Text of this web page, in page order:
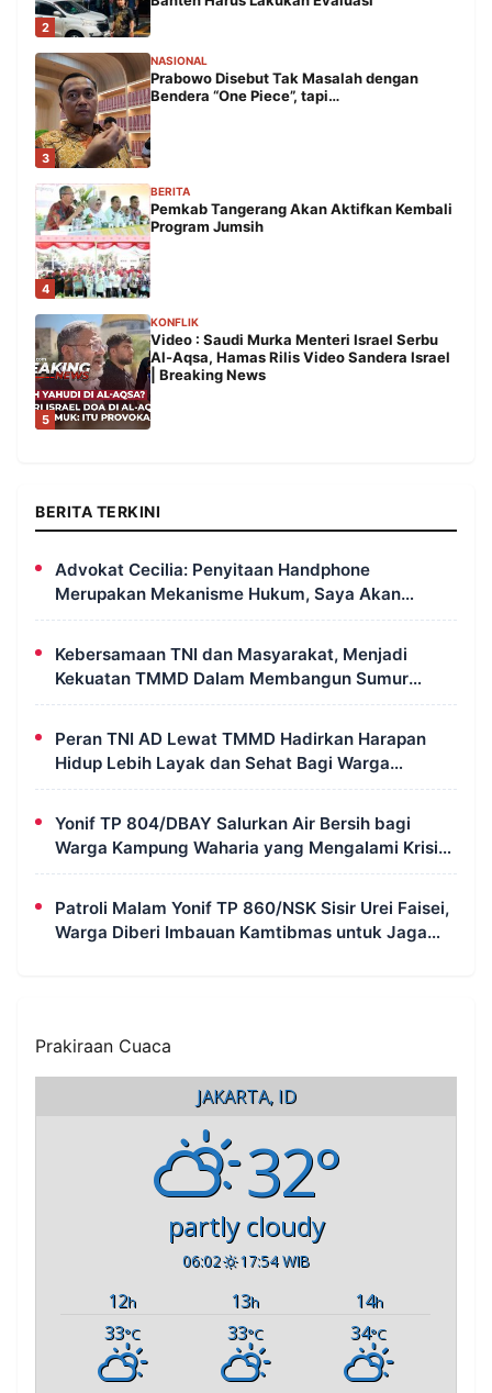
2
3
NASIONAL
Prabowo Disebut Tak Masalah dengan
Bendera “One Piece”, tapi…
4
BERITA
Pemkab Tangerang Akan Aktifkan Kembali
Program Jumsih
5
KONFLIK
Video : Saudi Murka Menteri Israel Serbu
Al-Aqsa, Hamas Rilis Video Sandera Israel
| Breaking News
BERITA TERKINI
Advokat Cecilia: Penyitaan Handphone
Merupakan Mekanisme Hukum, Saya Akan
Kooperatif Apabila Diminta Penyidik dan Tidak
Kebersamaan TNI dan Masyarakat, Menjadi
Kekuatan TMMD Dalam Membangun Sumur
Galian di Wanam
Peran TNI AD Lewat TMMD Hadirkan Harapan
Hidup Lebih Layak dan Sehat Bagi Warga
Kampung Wanam
Yonif TP 804/DBAY Salurkan Air Bersih bagi
Warga Kampung Waharia yang Mengalami Krisis
Air
Patroli Malam Yonif TP 860/NSK Sisir Urei Faisei,
Warga Diberi Imbauan Kamtibmas untuk Jaga
Prakiraan Cuaca
JAKARTA, ID
32°
partly cloudy
06:02 17:54 WIB
12h 13h 14h
33°C 33°C 34°C